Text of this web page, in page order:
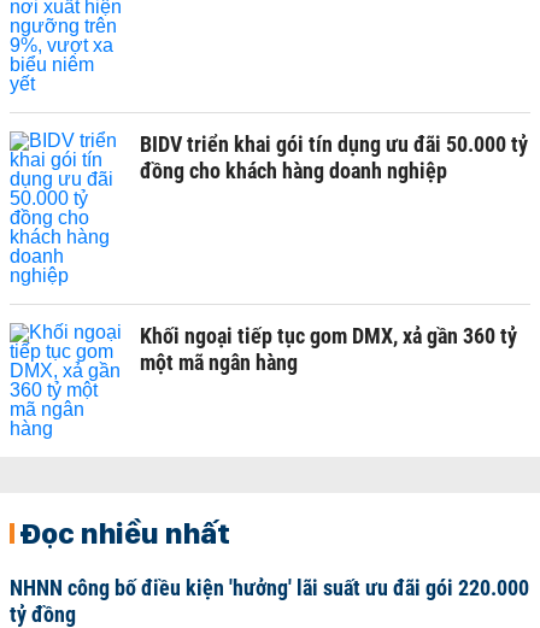
BIDV triển khai gói tín dụng ưu đãi 50.000 tỷ
đồng cho khách hàng doanh nghiệp
Khối ngoại tiếp tục gom DMX, xả gần 360 tỷ
một mã ngân hàng
Đọc nhiều nhất
NHNN công bố điều kiện 'hưởng' lãi suất ưu đãi gói 220.000
tỷ đồng